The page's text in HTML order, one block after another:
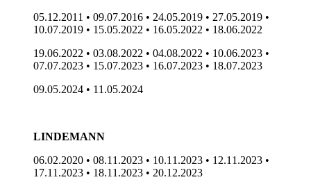
05.12.2011 • 09.07.2016 • 24.05.2019 • 27.05.2019 •
10.07.2019 • 15.05.2022 • 16.05.2022 • 18.06.2022
19.06.2022 • 03.08.2022 • 04.08.2022 • 10.06.2023 •
07.07.2023 • 15.07.2023 • 16.07.2023 • 18.07.2023
09.05.2024 • 11.05.2024
LINDEMANN
06.02.2020 • 08.11.2023 • 10.11.2023 • 12.11.2023 •
17.11.2023 • 18.11.2023 • 20.12.2023